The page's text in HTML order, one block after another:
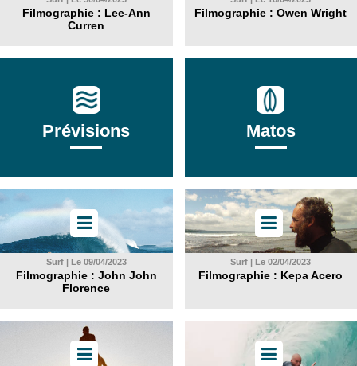
Filmographie : Lee-Ann
Curren
Filmographie : Owen Wright
Prévisions Matos
Surf | Le 09/04/2023
Filmographie : John John
Florence
Surf | Le 02/04/2023
Filmographie : Kepa Acero